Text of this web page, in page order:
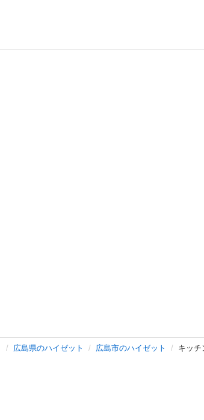
広島県のハイゼット 広島市のハイゼット キッチ